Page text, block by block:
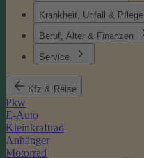
Krankheit, Unfall & Pflege
Beruf, Alter & Finanzen
Service
Kfz & Reise
Pkw
E-Auto
Kleinkraftrad
Anhänger
Motorrad